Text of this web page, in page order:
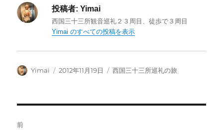
投稿者: Yimai
西国三十三所観音巡礼２３周目、徒歩で３周目
Yimai のすべての投稿を表示
投
Yimai
投
2012年11月19日
カ
西国三十三所巡礼の旅
前